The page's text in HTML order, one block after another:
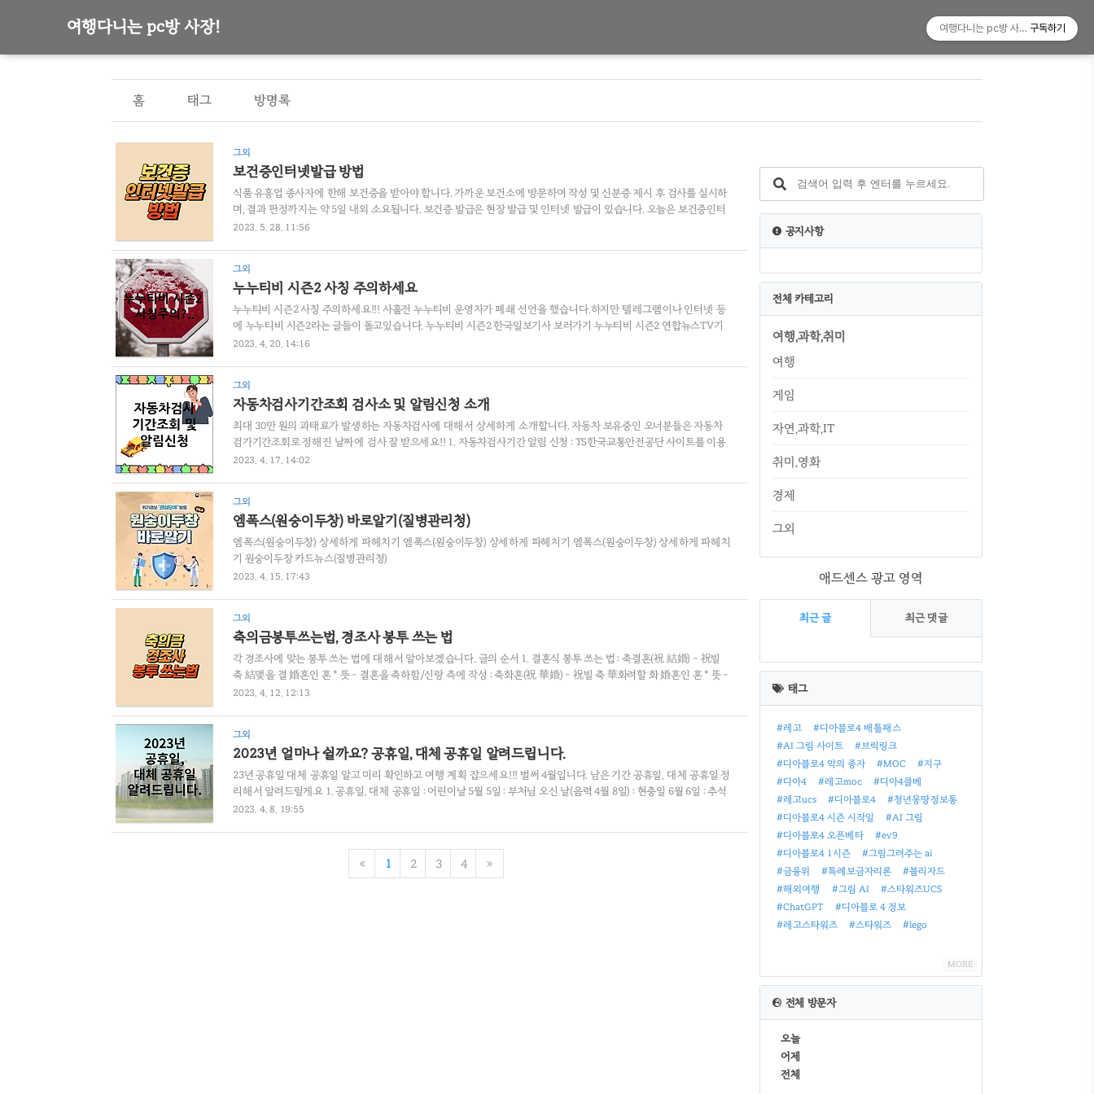
여행다니는 pc방 사장!
홈 태그 방명록
그외
보건증인터넷발급 방법
식품 유흥업 종사자에 한해 보건증을 받아야 합니다. 가까운 보건소에 방문하여 작성 및 신분증 제시 후 검사를 실시하
며, 결과 판정까지는 약 5일 내외 소요됩니다. 보건증 발급은 현장 발급 및 인터넷 발급이 있습니다. 오늘은 보건증인터
넷발급 방법에 대해서 간략하게 알아보겠습니다. e보건소에서 보건증 발급 방법 https://www.e-health.go.kr/ 홈
발급 용도 및 주민번호 뒷자리 표기 여부 확인 후 신청하기 버튼 클릭 보건증 유효기간 보건증 발급 후 1년 유효기..
2023. 5. 28. 11:56
그외
누누티비 시즌2 사칭 주의하세요
누누티비 시즌2 사칭 주의하세요!!! 사흘전 누누티비 운영자가 폐쇄 선언을 했습니다.하지만 텔레그램이나 인터넷 등
에 누누티비 시즌2라는 글들이 돌고있습니다. 누누티비 시즌2 한국일보기사 보러가기 누누티비 시즌2 연합뉴스TV기
사 보러가기 누누티비 시즌2 머니투데이기사 보러가기 누누티비 시즌2 경향신문기사 보러가기 *아래 KBS 기사 내용
주소는 공개하지 않겠다며 누누티비2 공식 텔레그램으로 문의하면 서비스를 재개할 때 안내하겠다고 친절히(?) 설명
했다. 누누티비의 '폐쇄 번복' 소식..
2023. 4. 20. 14:16
그외
자동차검사기간조회 검사소 및 알림신청 소개
최대 30만 원의 과태료가 발생하는 자동차검사에 대해서 상세하게 소개합니다. 자동차 보유중인 오너분들은 자동차
검가기간조회로 정해진 날짜에 검사 잘 받으세요!! 1. 자동차검사기간 알림 신청 : TS한국교통안전공단 사이트를 이용
하여 자동차 검사기간 조회 및 검사기간 SMS 알림 신청 2. 자동차 종합(정기) 검사란? : 운행 중인 자동차의 안전도 적합
마지막 날 전후 각각 31일 이내에 받아야 합니다. : 자동차 검사 유효기간 : 10인 이하를 운송하기에 적합하게 제작된 자
동차로서..
2023. 4. 17. 14:02
그외
엠폭스(원숭이두창) 바로알기(질병관리청)
엠폭스(원숭이두창) 상세하게 파헤치기 엠폭스(원숭이두창) 상세하게 파헤치기 엠폭스(원숭이두창) 상세하게 파헤치
기 원숭이두창 카드뉴스(질병관리청)
2023. 4. 15. 17:43
그외
축의금봉투쓰는법, 경조사 봉투 쓰는 법
각 경조사에 맞는 봉투 쓰는 법에 대해서 알아보겠습니다. 글의 순서 1. 결혼식 봉투 쓰는 법 : 축결혼(祝 結婚) - 祝빌
축 結맺을 결 婚혼인 혼 * 뜻 - 결혼을 축하함/신랑 측에 작성 : 축화혼(祝 華婚) - 祝빌 축 華화려할 화 婚혼인 혼 * 뜻 -
결혼을 축하함/신부측에 작성 : 축성혼(祝 聖婚) - 祝빌 축 聖 성인 성 婚혼인 혼 * 뜻 - 결혼을 축하함 : 하의(賀儀) - 賀
여길 조 儀의례 의 * 뜻 - 조문하는의식 : 근조(追慕)..
2023. 4. 12. 12:13
그외
2023년 얼마나 쉴까요? 공휴일, 대체 공휴일 알려드립니다.
23년 공휴일 대체 공휴일 알고 미리 확인하고 여행 계획 잡으세요!!! 벌써 4월입니다. 남은 기간 공휴일, 대체 공휴일 정
리해서 알려드릴게요 1. 공휴일, 대체 공휴일 : 어린이날 5월 5일 : 부처님 오신 날(음력 4월 8일) : 현충일 6월 6일 : 추석
전날, 추석, 추석 다음날 : 기독탄실일(12월 5일) 2. 대체 공휴일이란? : 대체 공휴일은 설날 연휴, 추석연휴, 어린이날, 국
부처님 오신 날과 성탄절을 제외한 모든 공휴일에 확대 적용 3.2023년 공휴일 ..
2023. 4. 8. 19:55
« 1 2 3 4 »
공지사항
전체 카테고리
여행,과학,취미
여행
게임
자연,과학,IT
취미,영화
경제
그외
애드센스 광고 영역
최근 글 최근 댓글
최
근
글
태그
#레고
#디아블로4 배틀패스
#AI 그림 사이트
#브릭링크
#디아블로4 악의 종자
#MOC
#지구
#디아4
#레고moc
#디아4클베
#레고ucs
#디아블로4
#청년몽땅정보통
#디아블로4 시즌 시작일
#AI 그림
#디아블로4 오픈베타
#ev9
#디아블로4 1시즌
#그림그려주는 ai
#금융위
#특례보금자리론
#블리자드
#해외여행
#그림 AI
#스타워즈UCS
#ChatGPT
#디아블로 4 정보
#레고스타워즈
#스타워즈 #lego
MORE
전체 방문자
오늘
어제
전체
여행다니는 pc방 사장!구독하기